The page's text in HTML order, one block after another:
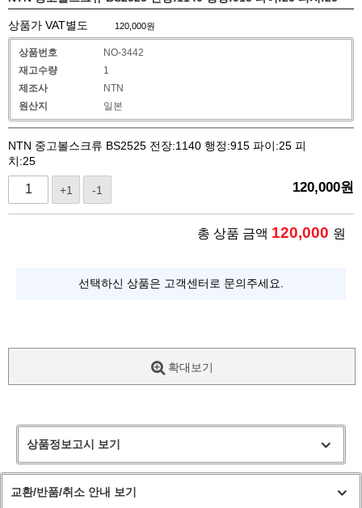
상품가 VAT별도 120,000원
상품번호
NO-3442
재고수량
1
제조사
NTN
원산지
일본
NTN 중고볼스크류 BS2525 전장:1140 행정:915 파이:25 피
치:25
+1 -1 120,000원
총 상품 금액 120,000 원
선택하신 상품은 고객센터로 문의주세요.
확대보기
상품정보고시 보기
교환/반품/취소 안내 보기